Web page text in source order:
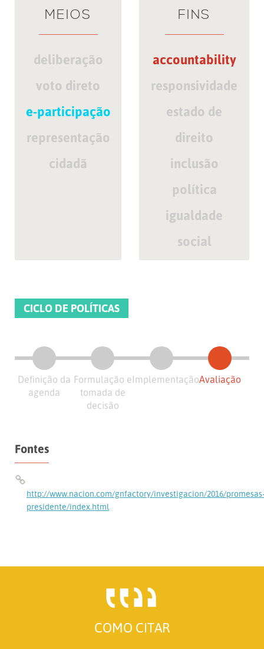
MEIOS
deliberação
voto direto
e-participação
representação
cidadã
FINS
accountability
responsividade
estado de
direito
inclusão
política
igualdade
social
CICLO DE POLÍTICAS
Definição da
agenda
Formulação e
tomada de
decisão
ImplementaçãoAvaliação
Fontes
http://www.nacion.com/gnfactory/investigacion/2016/promesas-
presidente/index.html
COMO CITAR